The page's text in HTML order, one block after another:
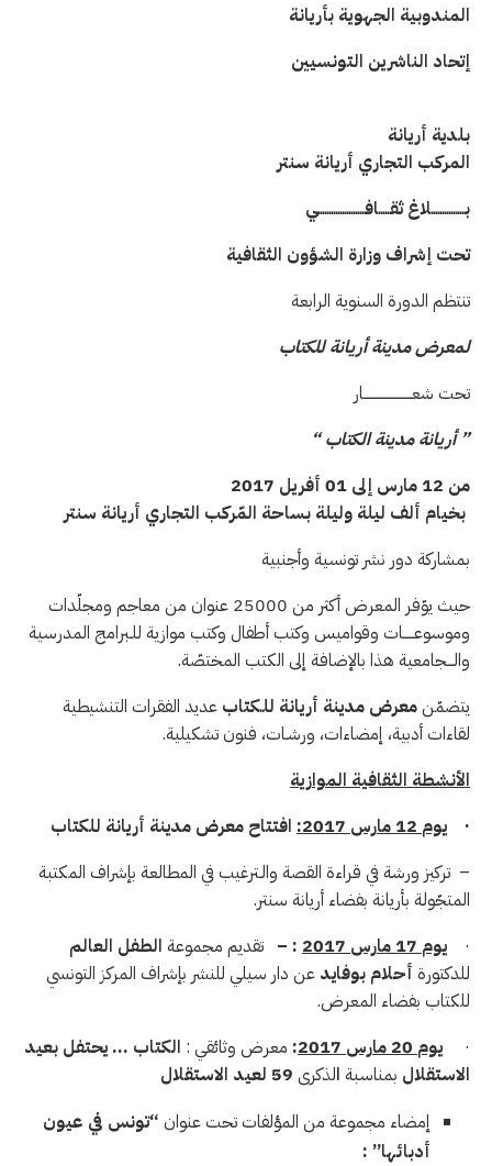
المندوبية الجهوية بأريانة
إتحاد الناشرين التونسيين
بلدية أريانة
المركب التجاري أريانة سنتر
بـــــــــــــــلاغ ثقـــــافـــــــــــــــــــــي
تحت إشراف وزارة الشؤون الثقافية
تنتظم الدورة السنوية الرابعة
لمعرض مدينة أريانة للكتاب
تحت شعــــــــــــــــــــــار
”أريانة مدينة الكتاب“
من 12 مارس إلى 01 أفريل 2017
بخيام ألف ليلة وليلة بساحة المّركب التجاري أريانة سنتر
بمشاركة دور نشر تونسية وأجنبية
حيث يوّفر المعرض أكثر من 25000 عنوان من معاجم ومجلّدات
وموسوعـــــات وقواميس وكتب أطفال وكتب موازية للـبرامج المدرسية
والـــجامعية هذا بالإضافة إلى الكتب المختصّة.
يتضمّنمعرض مدينة أريانة للـكتاب عديد الفقرات التنشيطية
لقاءات أدبية، إمضاءات، ورشـات، فنون تشكيلية.
الأنشطة الثقافية الموازية
·
يوم12 مارس2017: افتتاح معرض مدينة أريانة للكتاب
– تركيز ورشة في قراءة القصة والـترغيب في المطالعة بإشراف المكتبة
المتجّولة بأريانة بفضاء أريانة سنتر.
· يوم17 مارس2017
: – تقديم مجموعة الطفل العالم
للدكتورة أحلام بوفايد عن دار سيلي للنشر بإشراف المركز التونسي
للكتاب بفضاء المعرض.
· يوم20 مارس2017
: معرض وثائقي : الكتاب … يحتفل بعيد
الاستقلال بمناسبة الذكرى لعيد الاستقلال
إمضاء مجموعة من المؤلفات تحت عنوان “تونس في عيون
أدبائها” :